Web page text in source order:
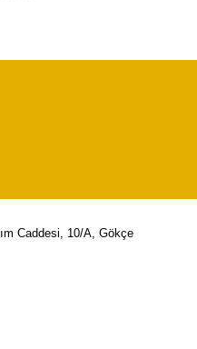
Caddesi, 10/A, Gökçe